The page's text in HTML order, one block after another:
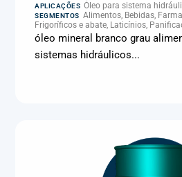
APLICAÇÕES Óleo para sistema
SEGMENTOS Alimentos, Bebidas,
Frigoríficos e abate, Laticínios,
refrigeração comercial
óleo mineral branco grau
sistemas hidráulicos...